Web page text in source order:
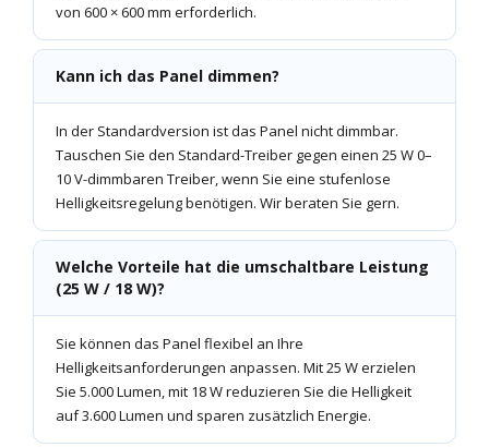
von 600 × 600 mm erforderlich.
Kann ich das Panel dimmen?
In der Standardversion ist das Panel nicht dimmbar.
Tauschen Sie den Standard-Treiber gegen einen 25 W 0–
10 V-dimmbaren Treiber, wenn Sie eine stufenlose
Helligkeitsregelung benötigen. Wir beraten Sie gern.
Welche Vorteile hat die umschaltbare Leistung
(25 W / 18 W)?
Sie können das Panel flexibel an Ihre
Helligkeitsanforderungen anpassen. Mit 25 W erzielen
Sie 5.000 Lumen, mit 18 W reduzieren Sie die Helligkeit
auf 3.600 Lumen und sparen zusätzlich Energie.